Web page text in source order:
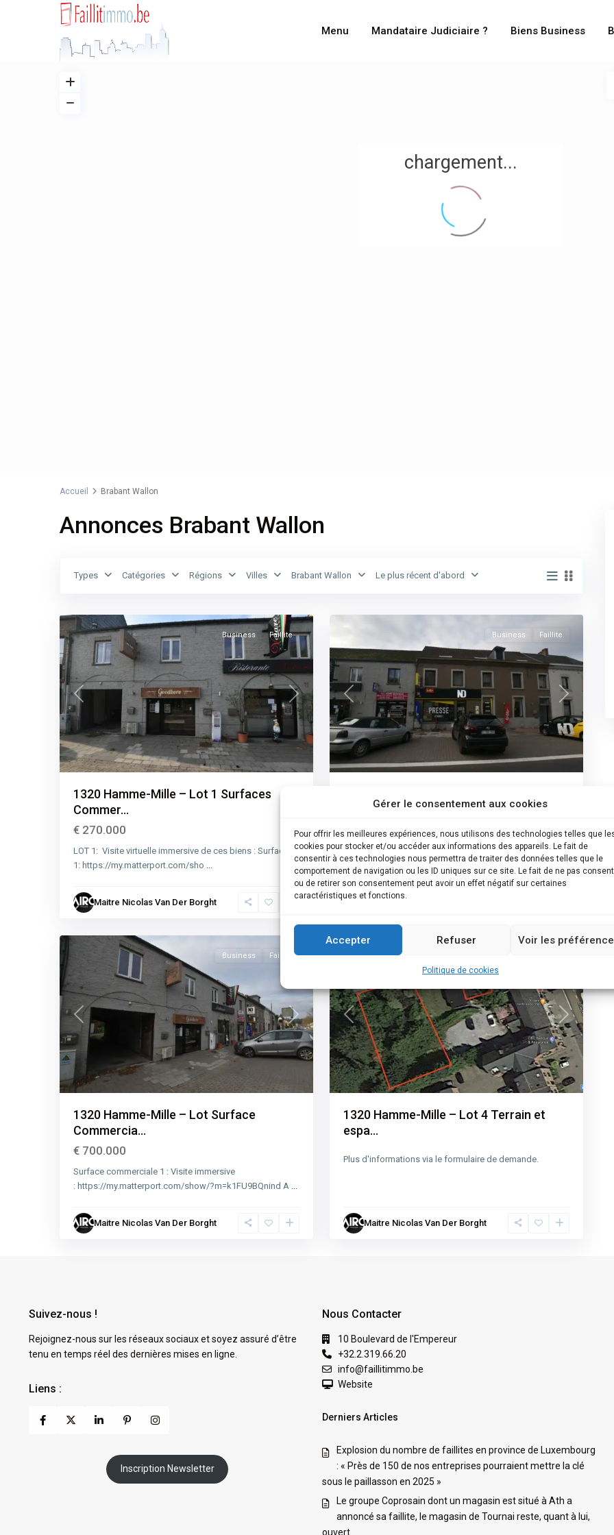
Gérer le consentement aux cookies
Pour offrir les meilleures expériences, nous utilisons des technologies telles que
cookies pour stocker et/ou accéder aux informations des appareils. Le fait de
consentir à ces technologies nous permettra de traiter des données telles que le
comportement de navigation ou les ID uniques sur ce site. Le fait de ne pas
ou de retirer son consentement peut avoir un effet négatif sur certaines
caractéristiques et fonctions.
Accepter Refuser Voir les
Politique de cookies
Menu Mandataire Judiciaire ? Biens Business
chargement...
Accueil Brabant Wallon
Annonces Brabant Wallon
Types Catégories Régions Villes Brabant Wallon Le plus récent d'abord
Wallon
Previous Next
Business Faillite
1320 Hamme-Mille – Lot 1 Surfaces
Commer...
€ 270.000
LOT 1: Visite virtuelle immersive de ces biens : Surface
1: https://my.matterport.com/sho ...
Maitre Nicolas Van Der Borght
Previous Next
Business Faillite
Commerc...
€ 190.000
Lot 3 Visite virtuelle immersive de ce bien
: https://my.matterport.com/show/?m=RPbikMvaWo
Wallon
Hamme-
Previous Next
Business Faillite
1320 Hamme-Mille – Lot Surface
Commercia...
€ 700.000
Surface commerciale 1 : Visite immersive
: https://my.matterport.com/show/?m=k1FU9BQnind A ...
Maitre Nicolas Van Der Borght
16
Brabant
Wallon,
Mille
Previous Next
1320 Hamme-Mille – Lot 4 Terrain et
espa...
Plus d'informations via le formulaire de demande.
Maitre Nicolas Van Der Borght
Suivez-nous !
Rejoignez-nous sur les réseaux sociaux et soyez assuré d’être
tenu en temps réel des dernières mises en ligne.
Liens :
Inscription Newsletter
Nous Contacter
10 Boulevard de l'Empereur
+32.2.319.66.20
info@faillitimmo.be
Website
Derniers Articles
Explosion du nombre de faillites en province de Luxembourg
: « Près de 150 de nos entreprises pourraient mettre la clé
sous le paillasson en 2025 »
Le groupe Coprosain dont un magasin est situé à Ath a
annoncé sa faillite, le magasin de Tournai reste, quant à lui,
ouvert